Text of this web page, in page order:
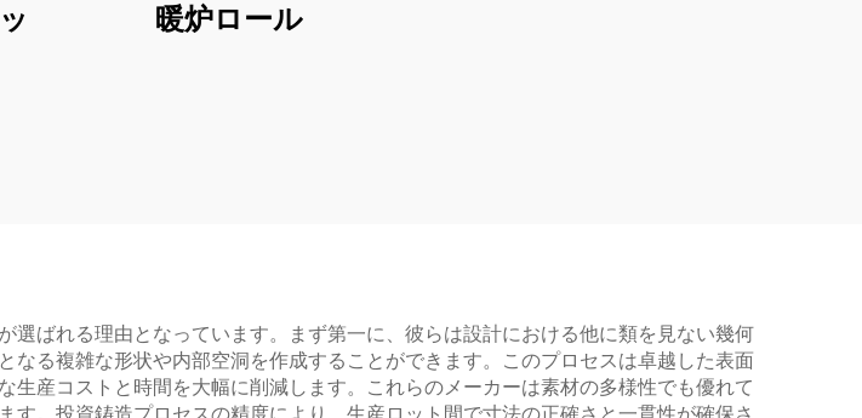
暖炉ロール
ばれる理由となっています。まず第一に、彼らは設計における他に類を見ない幾何
る複雑な形状や内部空洞を作成することができます。このプロセスは卓越した表面
産コストと時間を大幅に削減します。これらのメーカーは素材の多様性でも優れて